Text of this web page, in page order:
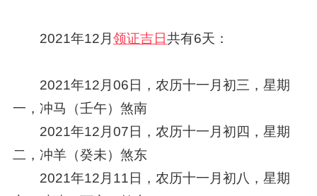
2021年12月 领证吉日共有6天：
2021年12月06日，农历十一月初三，星期
一，冲马（壬午）煞南
2021年12月07日，农历十一月初四，星期
二，冲羊（癸未）煞东
2021年12月11日，农历十一月初八，星期